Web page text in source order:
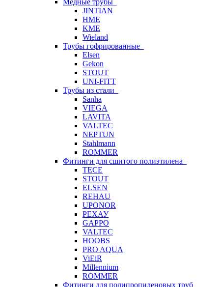
Медные трубы
JINTIAN
HME
KME
Wieland
Трубы гофрированные
Elsen
Gekon
STOUT
UNI-FITT
Трубы из стали
Sanha
VIEGA
LAVITA
VALTEC
NEPTUN
Stahlmann
ROMMER
Фитинги для сшитого полиэтилена
TECE
STOUT
ELSEN
REHAU
UPONOR
РЕХАУ
GAPPO
VALTEC
HOOBS
PRO AQUA
ViEiR
Millennium
ROMMER
Фитинги для полипропиленовых труб